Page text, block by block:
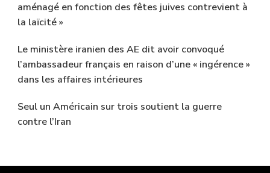
aménagé en fonction des fêtes juives contrevient à
la laïcité »
Le ministère iranien des AE dit avoir convoqué
l’ambassadeur français en raison d’une « ingérence »
dans les affaires intérieures
Seul un Américain sur trois soutient la guerre
contre l’Iran